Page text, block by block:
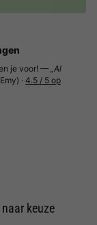
je voor! —„Al
· 4.5 / 5 op
keuze